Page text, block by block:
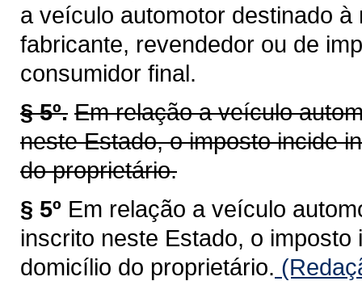
a veículo automotor destinado
fabricante, revendedor ou de
consumidor final.
§ 5º. Em relação a veículo
neste Estado, o imposto incide
do proprietário.
§ 5º Em relação a veículo
inscrito neste Estado, o
domicílio do proprietário.